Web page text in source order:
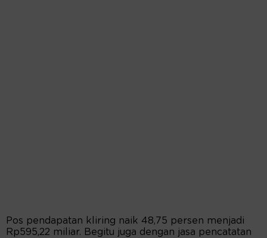
Pos pendapatan kliring naik 48,75 persen menjadi
Rp595,22 miliar. Begitu juga dengan jasa pencatatan